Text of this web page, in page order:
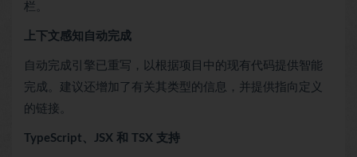
栏。
上下文感知自动完成
自动完成引擎已重写，以根据项目中的现有代码提供智能
完成。建议还增加了有关其类型的信息，并提供指向定义
的链接。
TypeScript、JSX 和 TSX 支持